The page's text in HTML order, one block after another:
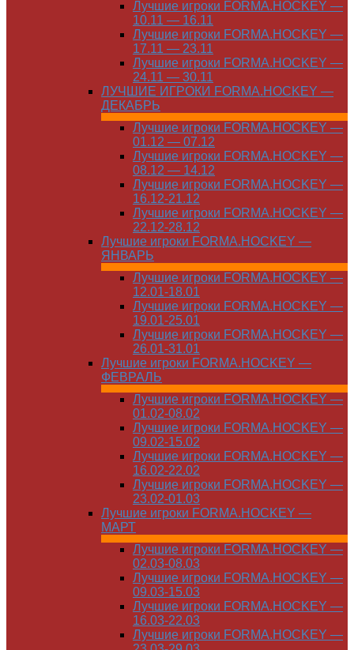
Лучшие игроки FORMA.HOCKEY —
10.11 — 16.11
Лучшие игроки FORMA.HOCKEY —
17.11 — 23.11
Лучшие игроки FORMA.HOCKEY —
24.11 — 30.11
ЛУЧШИЕ ИГРОКИ FORMA.HOCKEY —
ДЕКАБРЬ
Лучшие игроки FORMA.HOCKEY —
01.12 — 07.12
Лучшие игроки FORMA.HOCKEY —
08.12 — 14.12
Лучшие игроки FORMA.HOCKEY —
16.12-21.12
Лучшие игроки FORMA.HOCKEY —
22.12-28.12
Лучшие игроки FORMA.HOCKEY —
ЯНВАРЬ
Лучшие игроки FORMA.HOCKEY —
12.01-18.01
Лучшие игроки FORMA.HOCKEY —
19.01-25.01
Лучшие игроки FORMA.HOCKEY —
26.01-31.01
Лучшие игроки FORMA.HOCKEY —
ФЕВРАЛЬ
Лучшие игроки FORMA.HOCKEY —
01.02-08.02
Лучшие игроки FORMA.HOCKEY —
09.02-15.02
Лучшие игроки FORMA.HOCKEY —
16.02-22.02
Лучшие игроки FORMA.HOCKEY —
23.02-01.03
Лучшие игроки FORMA.HOCKEY —
МАРТ
Лучшие игроки FORMA.HOCKEY —
02.03-08.03
Лучшие игроки FORMA.HOCKEY —
09.03-15.03
Лучшие игроки FORMA.HOCKEY —
16.03-22.03
Лучшие игроки FORMA.HOCKEY —